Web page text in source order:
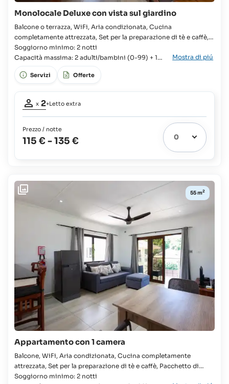
Monolocale Deluxe con vista sul giardino
Balcone o terrazza, WiFi, Aria condizionata, Cucina
completamente attrezzata, Set per la preparazione di tè e caffè,
Pacchetto di benvenuto fornito all'arrivo, Asciugacapelli, TV,
Doccia a filo pavimento con getto a pioggia Monolocale,
Famiglie, Viaggi di nozze, Soggiorno/camera da letto, Letto
queen, Armadio, Culla disponibile, Bagno in camera, WC,
Soggiorno minimo: 2 notti
Capacità massima: 2 adulti/bambini (0-99) + 1
neonato (0-2)
Mostra di piú
Servizi Offerte
Partecipanti
Letto
extra
1
x 2+Letto extra
Prezzo / notte
115 €-135 €
Appartamento con 1 camera
55 m2
Balcone, WiFi, Aria condizionata, Cucina completamente
attrezzata, Set per la preparazione di tè e caffè, Pacchetto di
benvenuto fornito all'arrivo, Lavatrice, Asciugacapelli, TV, Doccia
Soggiorno minimo: 2 notti